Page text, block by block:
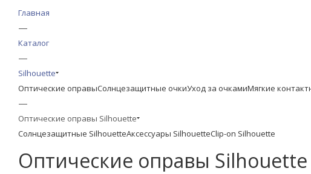
Главная
—
Каталог
—
Silhouette
Оптические оправыСолнцезащитные очкиУход за очкамиМягкие
—
Оптические оправы Silhouette
Солнцезащитные SilhouetteАксессуары SilhouetteClip-on Silhouette
Оптические оправы Silhouette